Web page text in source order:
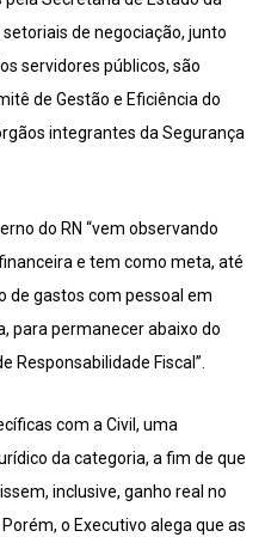
de negociação, junto
servidores públicos, são
de Gestão e Eficiência do
integrantes da Segurança
do RN “vem observando
e tem como meta, até
de gastos com pessoal em
para permanecer abaixo do
Responsabilidade Fiscal”.
com a Civil, uma
da categoria, a fim de que
inclusive, ganho real no
o Executivo alega que as